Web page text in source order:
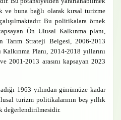
ve buna bağlı olarak kırsal turizme
Bu politikalara örnek
Ön Ulusal Kalkınma planı,
Tarım Strateji Belgesi, 2006-2013
Kalkınma Planı, 2014-2018 yıllarını
2001-2013 arasını kapsayan 2023
1963 yılından günümüze kadar
turizm politikalarının beş yıllık
değerlendirilmesidir.